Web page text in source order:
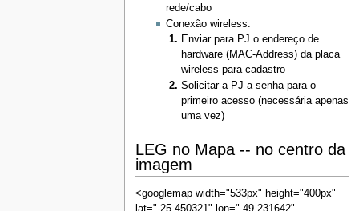
rede/cabo
Conexão wireless:
Enviar para PJ o endereço de
hardware (MAC-Address) da placa
wireless para cadastro
Solicitar a PJ a senha para o
primeiro acesso (necessária apenas
uma vez)
LEG no Mapa -- no centro da
imagem
<googlemap width="533px" height="400px"
lat="-25.450321" lon="-49.231642"